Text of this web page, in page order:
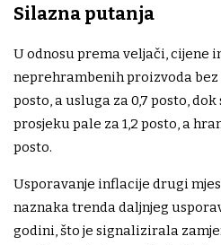
Silazna putanja
U odnosu prema veljači, cijene
neprehrambenih proizvoda bez
posto, a usluga za 0,7 posto,
prosjeku pale za 1,2 posto, a
posto.
Usporavanje inflacije drugi
naznaka trenda daljnjeg
godini, što je signalizirala